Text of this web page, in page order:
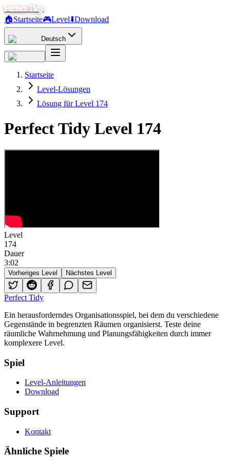
Perfect Tidy
🏠Startseite🎮Level⬇️Download
Deutsch
Startseite
Level-Lösungen
Lösung für Level 174
Perfect Tidy Level 174
Level
174
Dauer
3:02
Vorheriges Level Nächstes Level
Perfect Tidy
Ein herausforderndes Organisationsspiel, bei dem du verschiedene
Gegenstände in begrenzten Räumen organisierst. Teste deine
räumliche Wahrnehmung und Planungsfähigkeiten durch immer
komplexere Level.
Spiel
Level-Anleitungen
Download
Support
Kontakt
Ähnliche Spiele